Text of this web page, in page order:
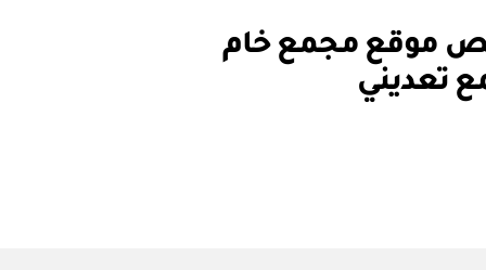
المعدنية: قرار رقم (١٤٤٤/١/٤٧) تخصيص موقع مجمع خام
تعديني